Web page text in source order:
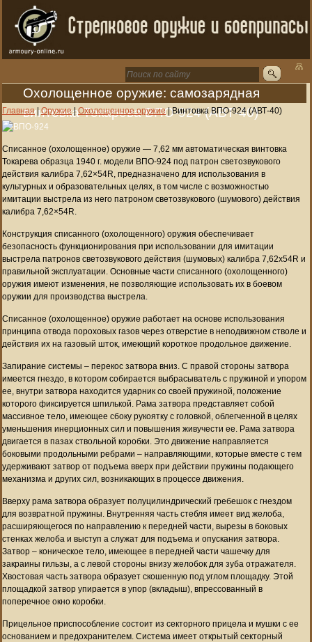
Охолощенное оружие: самозарядная
винтовка Токарева ВПО-924 (АВТ-40)
Главная|Оружие|Охолощенное оружие|Винтовка ВПО-924 (АВТ-40)
Списанное (охолощенное) оружие — 7,62 мм автоматическая винтовка
Токарева образца 1940 г. модели ВПО-924 под патрон светозвукового
действия калибра 7,62×54R, предназначено для использования в
культурных и образовательных целях, в том числе с возможностью
имитации выстрела из него патроном светозвукового (шумового) действия
калибра 7,62×54R.
Конструкция списанного (охолощенного) оружия обеспечивает
безопасность функционирования при использовании для имитации
выстрела патронов светозвукового действия (шумовых) калибра 7,62х54R и
правильной эксплуатации. Основные части списанного (охолощенного)
оружия имеют изменения, не позволяющие использовать их в боевом
оружии для производства выстрела.
Списанное (охолощенное) оружие работает на основе использования
принципа отвода пороховых газов через отверстие в неподвижном стволе и
действия их на газовый шток, имеющий короткое продольное движение.
Запирание системы – перекос затвора вниз. С правой стороны затвора
имеется гнездо, в котором собирается выбрасыватель с пружиной и упором
ее, внутри затвора находится ударник со своей пружиной, положение
которого фиксируется шпилькой. Рама затвора представляет собой
массивное тело, имеющее сбоку рукоятку с головкой, облегченной в целях
уменьшения инерционных сил и повышения живучести ее. Рама затвора
двигается в пазах ствольной коробки. Это движение направляется
боковыми продольными ребрами – направляющими, которые вместе с тем
удерживают затвор от подъема вверх при действии пружины подающего
механизма и других сил, возникающих в процессе движения.
Вверху рама затвора образует полуцилиндрический гребешок с гнездом
для возвратной пружины. Внутренняя часть стебля имеет вид желоба,
расширяющегося по направлению к передней части, вырезы в боковых
стенках желоба и выступ а служат для подъема и опускания затвора.
Затвор – коническое тело, имеющее в передней части чашечку для
закраины гильзы, а с левой стороны внизу желобок для зуба отражателя.
Хвостовая часть затвора образует скошенную под углом площадку. Этой
площадкой затвор упирается в упор (вкладыш), впрессованный в
поперечное окно коробки.
Прицельное приспособление состоит из секторного прицела и мушки с ее
основанием и предохранителем. Система имеет открытый секторный